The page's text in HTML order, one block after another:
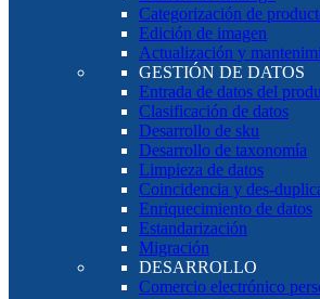
Categorización de
Edición de imagen
Actualización y
GESTIÓN DE DATOS
Entrada de datos del
Clasificación de datos
Desarrollo de sku
Desarrollo de taxonomía
Limpieza de datos
Coincidencia y des-
Enriquecimiento de datos
Estandarización
Migración
DESARROLLO
Comercio electrónico